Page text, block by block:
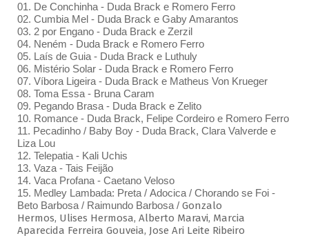
01. De Conchinha - Duda Brack e Romero Ferro
02. Cumbia Mel - Duda Brack e Gaby Amarantos
03. 2 por Engano - Duda Brack e Zerzil
04. Neném - Duda Brack e Romero Ferro
05. Laís de Guia - Duda Brack e Luthuly
06. Mistério Solar - Duda Brack e Romero Ferro
07. Víbora Ligeira - Duda Brack e Matheus Von Krueger
08. Toma Essa - Bruna Caram
09. Pegando Brasa - Duda Brack e Zelito
10. Romance - Duda Brack, Felipe Cordeiro e Romero Ferro
11. Pecadinho / Baby Boy - Duda Brack, Clara Valverde e
Liza Lou
12. Telepatia - Kali Uchis
13. Vaza - Tais Feijão
14. Vaca Profana - Caetano Veloso
15. Medley Lambada: Preta / Adocica / Chorando se Foi -
Beto Barbosa / Raimundo Barbosa / Gonzalo
Hermos, Ulises Hermosa, Alberto Maravi, Marcia
Aparecida Ferreira Gouveia, Jose Ari Leite Ribeiro